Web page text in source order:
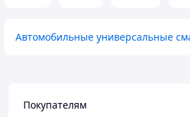
Автомобильные универсальные
Покупателям